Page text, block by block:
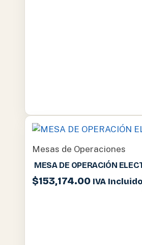
Mesas de Operaciones
MESA DE OPERACIÓN
$153,174.00 IVA Incluido